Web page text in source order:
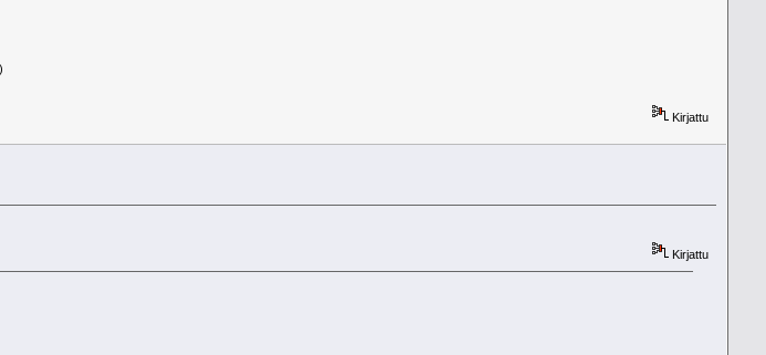
Kirjattu
Kirjattu